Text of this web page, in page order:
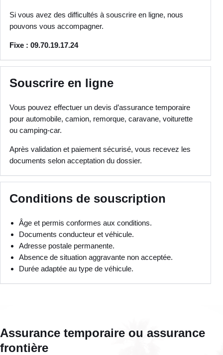
Si vous avez des difficultés à souscrire en ligne, nous
pouvons vous accompagner.
Fixe : 09.70.19.17.24
Souscrire en ligne
Vous pouvez effectuer un devis d’assurance temporaire
pour automobile, camion, remorque, caravane, voiturette
ou camping-car.
Après validation et paiement sécurisé, vous recevez les
documents selon acceptation du dossier.
Conditions de souscription
Âge et permis conformes aux conditions.
Documents conducteur et véhicule.
Adresse postale permanente.
Absence de situation aggravante non acceptée.
Durée adaptée au type de véhicule.
Assurance temporaire ou assurance
frontière